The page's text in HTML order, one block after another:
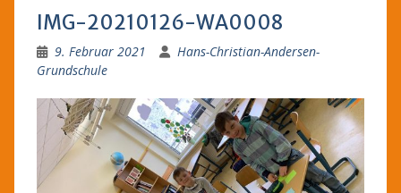
IMG-20210126-WA0008
9. Februar 2021
Hans-Christian-Andersen-
Grundschule